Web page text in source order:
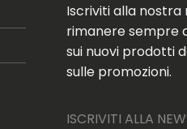
Iscriviti alla
rimanere sempre
sui nuovi prodotti
sulle promozioni.
ISCRIVITI ALLA